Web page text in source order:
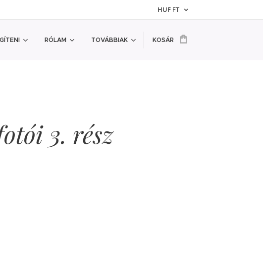
HUF FT
RÓLAM TOVÁBBIAK KOSÁR
3. rész